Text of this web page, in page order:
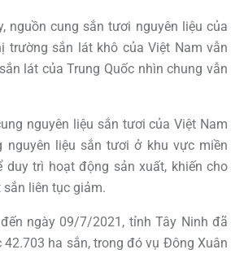
nguồn cung sắn tươi nguyên liệu của
trường sắn lát khô của Việt Nam vẫn
lát của Trung Quốc nhìn chung vẫn
nguyên liệu sắn tươi của Việt Nam
nguyên liệu sắn tươi ở khu vực miền
duy trì hoạt động sản xuất, khiến cho
liên tục giảm.
ngày 09/7/2021, tỉnh Tây Ninh đã
ha sắn, trong đó vụ Đông Xuân